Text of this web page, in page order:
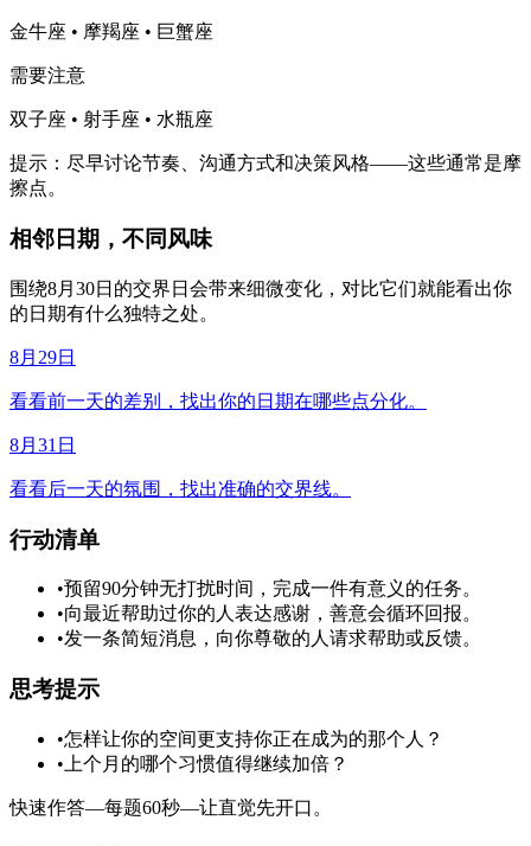
金牛座 • 摩羯座 • 巨蟹座
需要注意
双子座 • 射手座 • 水瓶座
提示：尽早讨论节奏、沟通方式和决策风格——这些通常是摩
擦点。
相邻日期，不同风味
围绕8月30日的交界日会带来细微变化，对比它们就能看出你
的日期有什么独特之处。
8月29日
看看前一天的差别，找出你的日期在哪些点分化。
8月31日
看看后一天的氛围，找出准确的交界线。
行动清单
•预留90分钟无打扰时间，完成一件有意义的任务。
•向最近帮助过你的人表达感谢，善意会循环回报。
•发一条简短消息，向你尊敬的人请求帮助或反馈。
思考提示
•怎样让你的空间更支持你正在成为的那个人？
• 上个月的哪个习惯值得继续加倍？
快速作答—每题60秒—让直觉先开口。